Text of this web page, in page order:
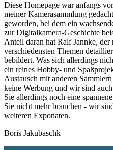
Diese Homepage war anfangs
meiner Kamerasammlung
geworden, bei dem ein
zur Digitalkamera-Geschichte
Anteil daran hat Ralf Jannke, der
verschiedensten Themen
bebildert. Was sich allerdings
ein reines Hobby- und
Austausch mit anderen
keine Werbung und wir sind
Sie allerdings noch eine
Sie nicht mehr brauchen - wir
weiteren Exponaten.
Boris Jakubaschk